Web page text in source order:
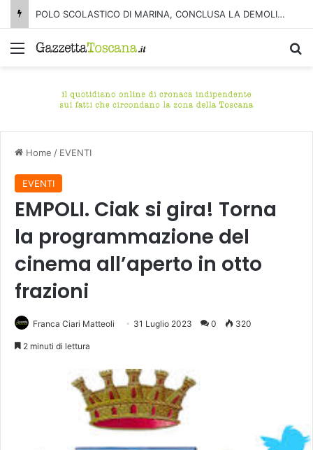
POLO SCOLASTICO DI MARINA, CONCLUSA LA DEMOLIZIONE DELL’ALA NORD-SUD
Menu
Home / EVENTI
EVENTI
EMPOLI. Ciak si gira! Torna
la programmazione del
cinema all’aperto in otto
frazioni
Franca Ciari Matteoli 31 Luglio 2023 0 320
2 minuti di lettura